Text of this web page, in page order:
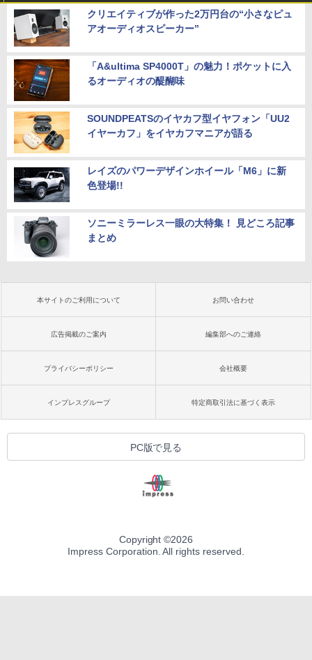
クリエイティブが作った2万円台の“小さなピュ
アオーディオスピーカー”
「A&ultima SP4000T」の魅力！ポケットに入
るオーディオの醍醐味
SOUNDPEATSのイヤカフ型イヤフォン「UU2
イヤーカフ」をイヤカフマニアが語る
レイズのパワーデザインホイール「M6」に新
色登場!!
ソニーミラーレス一眼の大特集！ 見どころ記事
まとめ
本サイトのご利用について お問い合わせ
広告掲載のご案内 編集部へのご連絡
プライバシーポリシー 会社概要
インプレスグループ 特定商取引法に基づく表示
PC版で見る
Copyright ©2026
Impress Corporation. All rights reserved.